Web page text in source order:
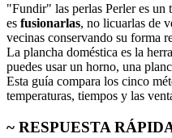
"Fundir" las perlas Perler es
es fusionarlas, no licuarlas de
vecinas conservando su forma
La plancha doméstica es la
puedes usar un horno, una
Esta guía compara los cinco
temperaturas, tiempos y las
~ RESPUESTA